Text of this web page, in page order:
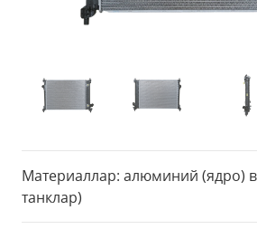
Материаллар: алюминий (ядро)
танклар)